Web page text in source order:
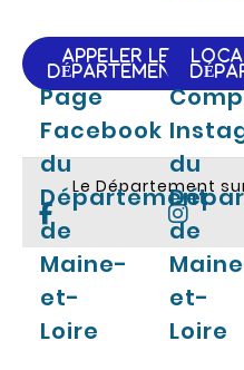
APPELER LE
DÉPARTEMENT
Le Département
Page
Facebook
du
Département
de
Maine-
et-
Loire
du
de
et-
Loire